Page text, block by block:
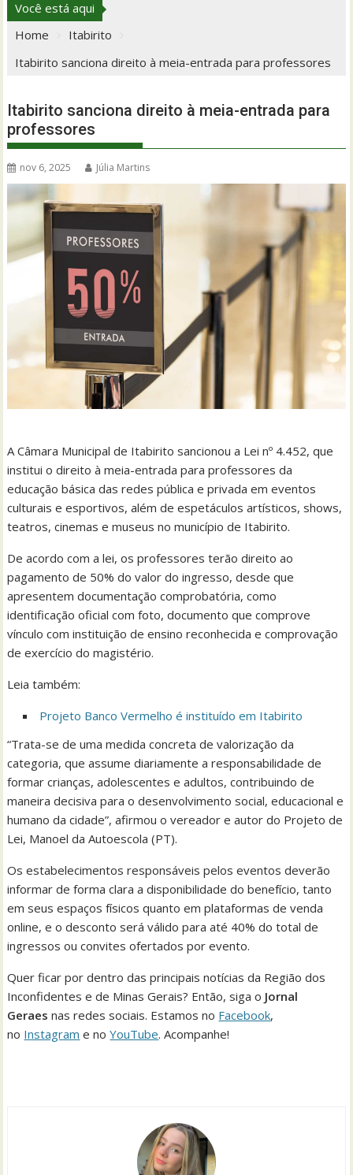
Você está aqui
Home
Itabirito
Itabirito sanciona direito à meia-entrada para professores
Itabirito sanciona direito à meia-entrada para
professores
nov 6, 2025 Júlia Martins
A Câmara Municipal de Itabirito sancionou a Lei nº 4.452, que
institui o direito à meia-entrada para professores da
educação básica das redes pública e privada em eventos
culturais e esportivos, além de espetáculos artísticos, shows,
teatros, cinemas e museus no município de Itabirito.
De acordo com a lei, os professores terão direito ao
pagamento de 50% do valor do ingresso, desde que
apresentem documentação comprobatória, como
identificação oficial com foto, documento que comprove
vínculo com instituição de ensino reconhecida e comprovação
de exercício do magistério.
Leia também:
Projeto Banco Vermelho é instituído em Itabirito
“Trata-se de uma medida concreta de valorização da
categoria, que assume diariamente a responsabilidade de
formar crianças, adolescentes e adultos, contribuindo de
maneira decisiva para o desenvolvimento social, educacional e
humano da cidade”, afirmou o vereador e autor do Projeto de
Lei, Manoel da Autoescola (PT).
Os estabelecimentos responsáveis pelos eventos deverão
informar de forma clara a disponibilidade do benefício, tanto
em seus espaços físicos quanto em plataformas de venda
online, e o desconto será válido para até 40% do total de
ingressos ou convites ofertados por evento.
Quer ficar por dentro das principais notícias da Região dos
Inconfidentes e de Minas Gerais? Então, siga o Jornal
Geraesnas redes sociais. Estamos no Facebook,
no Instagram e noYouTube. Acompanhe!